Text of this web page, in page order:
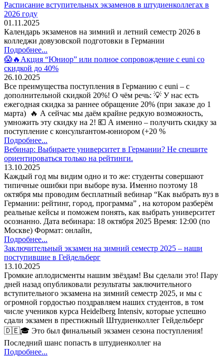
Расписание вступительных экзаменов в штудиенколлегах в
2026 году
01.11.2025
Календарь экзаменов на зимний и летний семестр 2026 в
колледжи довузовской подготовки в Германии
Подробнее...
😱🔥Акция “Юниор” или полное сопровождение с euni со
скидкой до 40%
26.10.2025
Все преимущества поступления в Германию с euni – с
дополнительной скидкой 20%! О чём речь: 💡 У нас есть
ежегодная скидка за раннее обращение 20% (при заказе до 1
марта) 🔥 А сейчас мы даём крайне редкую возможность,
умножить эту скидку на 2! 💶 А именно – получить скидку за
поступление с консультантом-юниором (+20 %
Подробнее...
Вебинар: Выбираете университет в Германии? Не спешите
ориентироваться только на рейтинги.
13.10.2025
Каждый год мы видим одно и то же: студенты совершают
типичные ошибки при выборе вуза. Именно поэтому 18
октября мы проводим бесплатный вебинар “Как выбрать вуз в
Германии: рейтинг, город, программа” , на котором разберём
реальные кейсы и поможем понять, как выбрать университет
осознанно. Дата вебинара: 18 октября 2025 Время: 12:00 (по
Москве) Формат: онлайн,
Подробнее...
Заключительный экзамен на зимний семестр 2025 – наши
поступившие в Гейдельберг
13.10.2025
Громкие аплодисменты нашим звёздам! Вы сделали это! Пару
дней назад опубликовали результаты заключительного
вступительного экзамена на зимний семестр 2025, и мы с
огромной гордостью поздравляем наших студентов, в том
числе учеников курса Heidelberg Intensiv, которые успешно
сдали экзамен в престижный Штудиенколлег Гейдельберг
🇩🇪🎓 Это был финальный экзамен сезона поступления!
Последний шанс попасть в штудиенколлег на
Подробнее...